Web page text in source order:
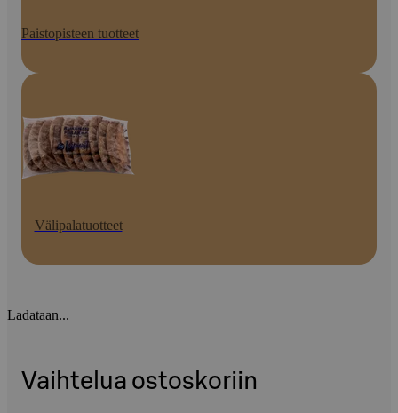
Paistopisteen tuotteet
Välipalatuotteet
Ladataan...
Vaihtelua ostoskoriin